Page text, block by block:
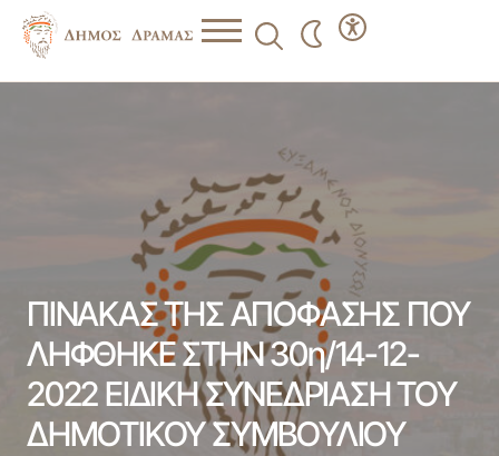
ΠΙΝΑΚΑΣ ΤΗΣ ΑΠΟΦΑΣΗΣ ΠΟΥ
ΛΗΦΘΗΚΕ ΣΤΗΝ 30η/14-12-
2022 ΕΙΔΙΚΗ ΣΥΝΕΔΡΙΑΣΗ ΤΟΥ
ΔΗΜΟΤΙΚΟΥ ΣΥΜΒΟΥΛΙΟΥ